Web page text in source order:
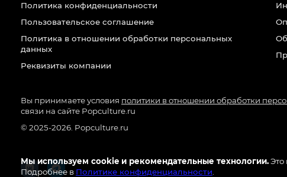
Мы используем cookie и рекомендательные технологии.Это
Подробнее в Политике конфиденциальности
Политика конфиденциальности
Пользовательское соглашение
Политика в отношении обработки персональных
данных
Реквизиты компании
Вы принимаете условия политики в отношении обработки
связи на сайте Popculture.ru
© 2025-2026. Popculture.ru